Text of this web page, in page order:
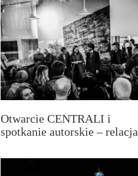
Otwarcie CENTRALI i
spotkanie autorskie – relacja